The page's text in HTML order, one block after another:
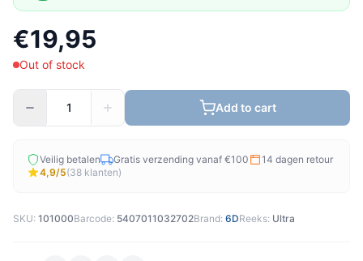
€19,95
Out of stock
Add to cart
Veilig betalen Gratis verzending vanaf €100
14 dagen retour
4,9/5(38 klanten)
SKU: 101000Barcode: 5407011032702Brand: 6DReeks: Ultra